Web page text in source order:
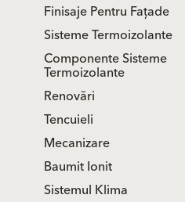
Finisaje Pentru Fațade
Sisteme Termoizolante
Componente Sisteme
Termoizolante
Renovări
Tencuieli
Mecanizare
Baumit Ionit
Sistemul Klima